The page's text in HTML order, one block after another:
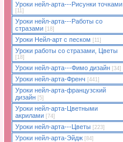
Уроки нейл-арта---Рисунки точками
[11]
Уроки нейл-арта---Работы со
стразами
[18]
Уроки Нейл-арт с песком [11]
Уроки работы со стразами, Цветы
[18]
Уроки нейл-арта---Фимо дизайн [34]
Уроки нейл-арта-Френч [441]
Уроки нейл-арта-французский
дизайн
[5]
Уроки нейл-арта-Цветными
акрилами
[74]
Уроки нейл-арта---Цветы [223]
Уроки нейл-арта-Эйдж [84]